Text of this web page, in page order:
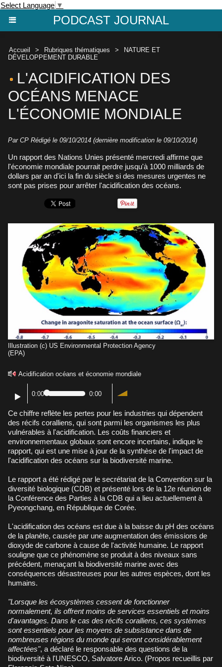
Select Language ▼
PODCAST JOURNAL
Accueil > Rubriques thématiques >
NATURE ET
DÉVELOPPEMENT DURABLE
L'ACIDIFICATION DES
OCÉANS MENACE
L'ÉCONOMIE MONDIALE
Par CP Rédigé le 09/10/2014 (dernière modification le 09/10/2014)
Un rapport des Nations Unies présenté mercredi affirme que
l'économie mondiale pourrait perdre jusqu'à 1000 milliards de
dollars par an d'ici la fin du siècle si des mesures urgentes ne
sont pas prises pour arrêter l'acidification des océans.
Illustration (c) US Environmental Protection Agency
(EPA)
Acidification océans et économie mondiale
0:00 0:00
Ce chiffre reflète les pertes pour les industries qui dépendent
des récifs coralliens, qui sont parmi les organismes les plus
vulnérables à l'acidification. Les coûts financiers et
environnementaux globaux sont encore incertains, indique le
rapport, qui est une mise à jour de la synthèse de l'impact de
l'acidification des océans sur la biodiversité marine.
Le rapport a été rédigé par le secrétariat de la Convention sur la
diversité biologique (CDB) et présenté lors de la 12e réunion de
la Conférence des Parties à la CDB qui a lieu actuellement à
Pyeongchang, en République de Corée.
L'acidification des océans est due à la baisse du pH des océans
de la planète, causée par une augmentation des émissions de
dioxyde de carbone à cause de l'activité humaine. Le rapport
souligne que ce phénomène se produit à des niveaux sans
précédent, menaçant la biodiversité marine avec des
conséquences désastreuses pour les autres espèces, dont les
humains.
"Lorsque les écosystèmes cessent de fonctionner
normalement, ils offrent moins de services essentiels et moins
d'avantages. Dans le cas des récifs coralliens, ces systèmes
sont essentiels pour les moyens de subsistance dans de
nombreuses régions du monde qui seront considérablement
affectées", a déclaré le responsable des questions de la
biodiversité à l'UNESCO, Salvatore Arico. (Propos recueillis par